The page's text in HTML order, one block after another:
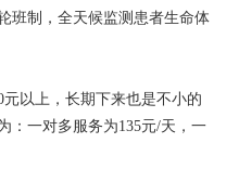
班制，全天候监测患者生命体
以上，长期下来也是不小的
：一对多服务为135元/天，一